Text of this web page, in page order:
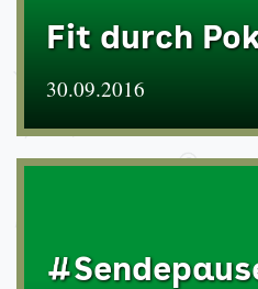
Fit durch
30.09.2016